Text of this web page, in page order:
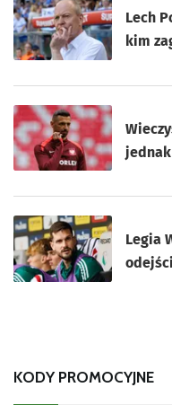
Lech
kim
Legia
KODY PROMOCYJNE